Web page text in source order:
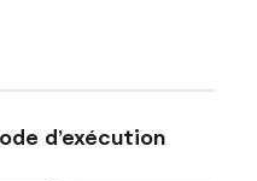
d’exécution